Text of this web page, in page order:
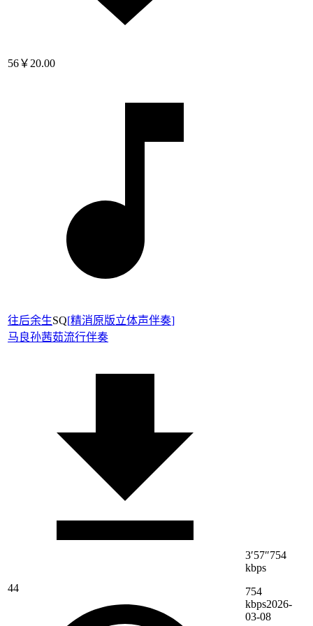
56￥20.00
往后余生SQ[精消原版立体声伴奏]
马良孙茜茹流行伴奏
44
3′57″754
kbps
754
kbps2026-
03-08